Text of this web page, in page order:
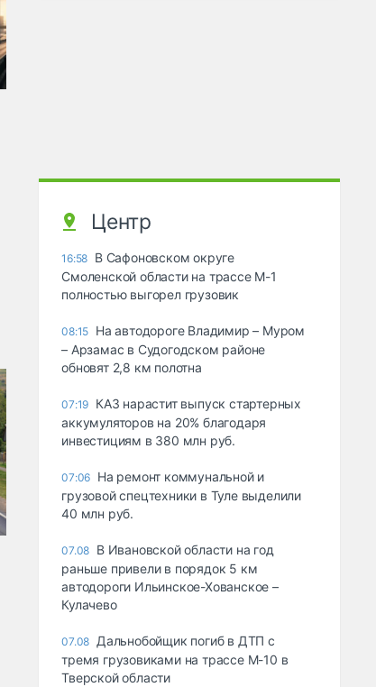
Центр
16:58 В Сафоновском округе
Смоленской области на трассе М-1
полностью выгорел грузовик
08:15 На автодороге Владимир – Муром
– Арзамас в Судогодском районе
обновят 2,8 км полотна
07:19 КАЗ нарастит выпуск стартерных
аккумуляторов на 20% благодаря
инвестициям в 380 млн руб.
07:06 На ремонт коммунальной и
грузовой спецтехники в Туле выделили
40 млн руб.
07.08 В Ивановской области на год
раньше привели в порядок 5 км
автодороги Ильинское-Хованское –
Кулачево
07.08 Дальнобойщик погиб в ДТП с
тремя грузовиками на трассе М-10 в
Тверской области